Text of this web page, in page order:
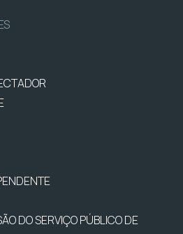
DO SERVIÇO PÚBLICO DE